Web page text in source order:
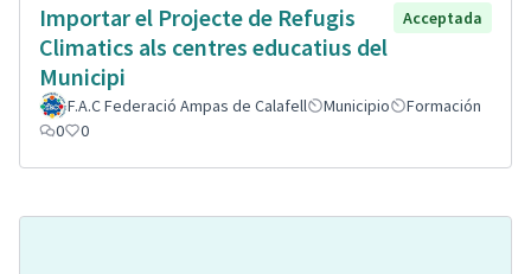
Importar el Projecte de Refugis
Climatics als centres educatius del
Municipi
Acceptada
F.A.C Federació Ampas de Calafell Municipio
Formación
0
0